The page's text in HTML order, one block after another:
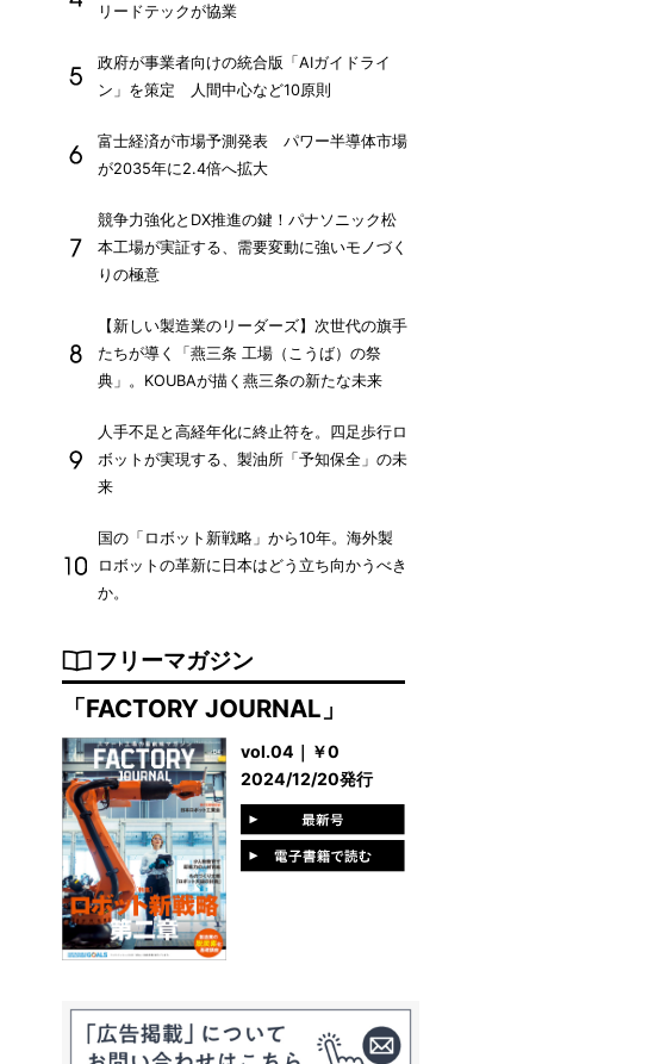
リードテックが協業
政府が事業者向けの統合版「AIガイドライ
ン」を策定 人間中心など10原則
富士経済が市場予測発表 パワー半導体市場
が2035年に2.4倍へ拡大
競争力強化とDX推進の鍵！パナソニック松
本工場が実証する、需要変動に強いモノづく
りの極意
【新しい製造業のリーダーズ】次世代の旗手
たちが導く「燕三条 工場（こうば）の祭
典」。KOUBAが描く燕三条の新たな未来
人手不足と高経年化に終止符を。四足歩行ロ
ボットが実現する、製油所「予知保全」の未
来
国の「ロボット新戦略」から10年。海外製
ロボットの革新に日本はどう立ち向かうべき
か。
フリーマガジン
「FACTORY JOURNAL」
vol.04｜￥0
2024/12/20発行